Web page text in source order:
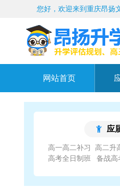
您好，欢迎来到重庆昂扬
网站首页
应
高一高二补习
高考全日制班
备战高